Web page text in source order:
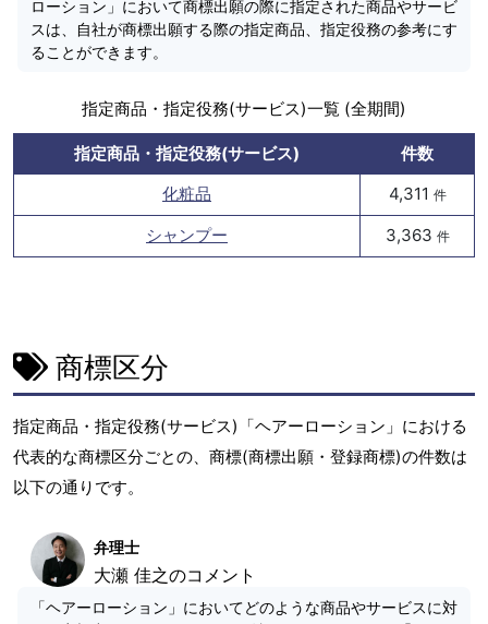
ローション」において商標出願の際に指定された商品やサービ
スは、自社が商標出願する際の指定商品、指定役務の参考にす
ることができます。
指定商品・指定役務(サービス)一覧 (全期間)
指定商品・指定役務(サービス)
件数
化粧品
4,311 件
シャンプー 3,363 件
商標区分
指定商品・指定役務(サービス)「ヘアーローション」における
代表的な商標区分ごとの、商標(商標出願・登録商標)の件数は
以下の通りです。
弁理士
大瀬 佳之のコメント
「ヘアーローション」においてどのような商品やサービスに対